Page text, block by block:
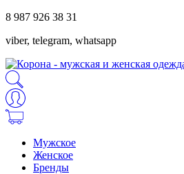
8 987 926 38 31
viber, telegram, whatsapp
Мужское
Женское
Бренды